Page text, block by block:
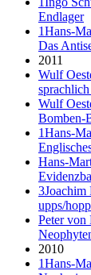
Endlager
1Hans-
Das
2011
Wulf
Wulf
Bomben-
1Hans-
Hans-
3Joachim
upps/
Peter von
2010
1Hans-